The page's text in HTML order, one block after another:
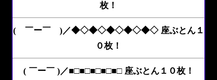
枚！
( ￣ー￣ )／◆◇◆◇◆◇◆◇◆◇ 座ぶとん１
０枚！
( ￣ー￣ )／■□■□■□■□■□ 座ぶとん１０枚！